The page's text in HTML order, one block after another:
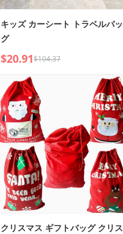
キッズ カーシート トラベルバッ
グ
$20.91$104.37
クリスマス ギフトバッグ クリス